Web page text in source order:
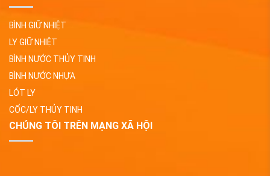
BÌNH GIỮ NHIỆT
LY GIỮ NHIỆT
BÌNH NƯỚC THỦY TINH
BÌNH NƯỚC NHỰA
LÓT LY
CỐC/LY THỦY TINH
CHÚNG TÔI TRÊN MẠNG XÃ HỘI